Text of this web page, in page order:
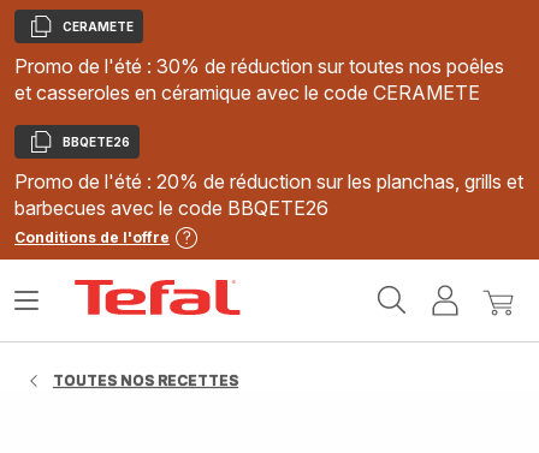
Copier
CERAMETE
Promo de l'été : 30% de réduction sur toutes nos poêles
et casseroles en céramique avec le code CERAMETE
Copier
BBQETE26
Promo de l'été : 20% de réduction sur les planchas, grills et
barbecues avec le code BBQETE26
Conditions de l'offre
MonMon
Ouvrir
TOUTES NOS RECETTES